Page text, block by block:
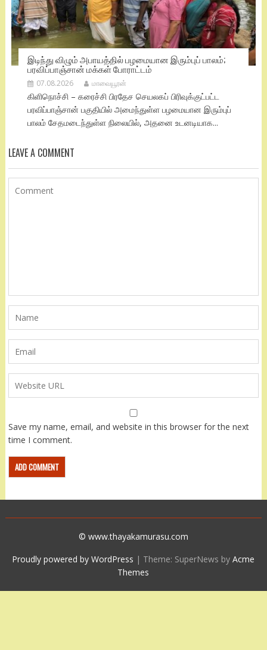
இடிந்து விழும் அபாயத்தில் பழமையான இரும்புப் பாலம்;
பரவிப்பாஞ்சான் மக்கள் போராட்டம்
07.08.2026 மாவையூரன்
கிளிநொச்சி – கரைச்சி பிரதேச செயலகப் பிரிவுக்குட்பட்ட
பரவிப்பாஞ்சான் பகுதியில் அமைந்துள்ள பழமையான இரும்புப்
பாலம் சேதமடைந்துள்ள நிலையில், அதனை உடனடியாக...
LEAVE A COMMENT
Save my name, email, and website in this browser for the next
time I comment.
© www.thayakamurasu.com
Proudly powered by WordPress | Theme: SuperNews byAcme
Themes